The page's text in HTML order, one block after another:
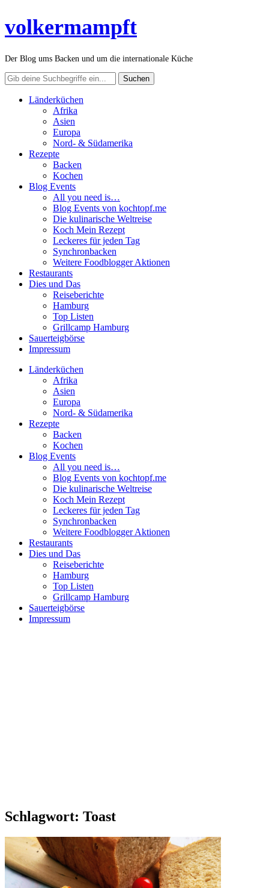
volkermampft
Der Blog ums Backen und um die internationale Küche
Länderküchen
Afrika
Asien
Europa
Nord- & Südamerika
Rezepte
Backen
Kochen
Blog Events
All you need is…
Blog Events von kochtopf.me
Die kulinarische Weltreise
Koch Mein Rezept
Leckeres für jeden Tag
Synchronbacken
Weitere Foodblogger Aktionen
Restaurants
Dies und Das
Reiseberichte
Hamburg
Top Listen
Grillcamp Hamburg
Sauerteigbörse
Impressum
Länderküchen
Afrika
Asien
Europa
Nord- & Südamerika
Rezepte
Backen
Kochen
Blog Events
All you need is…
Blog Events von kochtopf.me
Die kulinarische Weltreise
Koch Mein Rezept
Leckeres für jeden Tag
Synchronbacken
Weitere Foodblogger Aktionen
Restaurants
Dies und Das
Reiseberichte
Hamburg
Top Listen
Grillcamp Hamburg
Sauerteigbörse
Impressum
Schlagwort: Toast